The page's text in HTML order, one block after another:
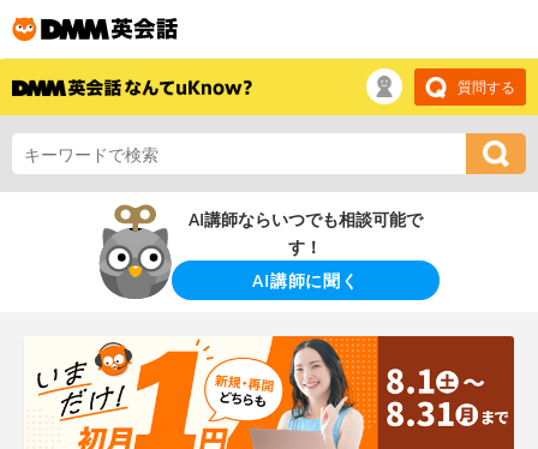
質問する
AI講師ならいつでも相談可能で
す！
AI講師に聞く